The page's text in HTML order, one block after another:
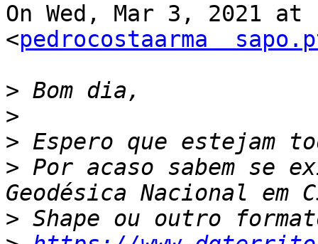
On Wed, Mar 3, 2021 at
<pedrocostaarma
>
>
>
> Por acaso sabem se
>